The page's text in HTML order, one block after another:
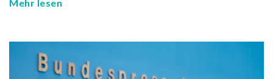
Mehr lesen